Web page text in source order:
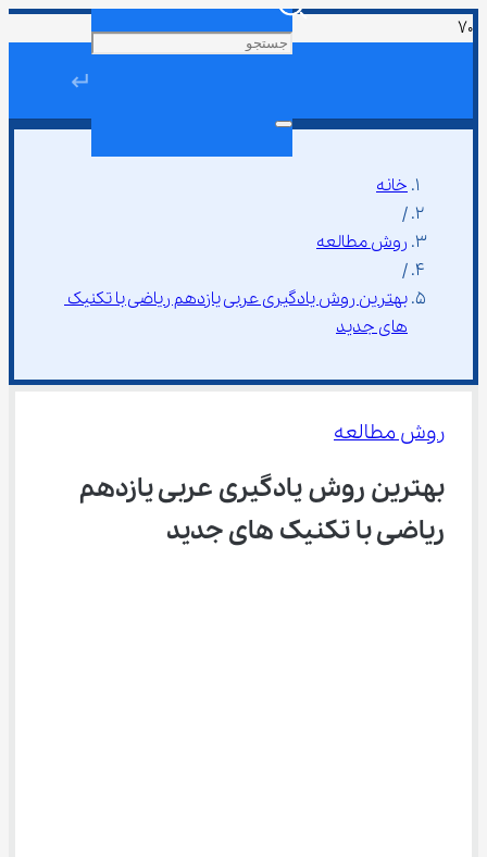
↵
خانه
/
روش مطالعه
/
بهترین روش یادگیری عربی یازدهم ریاضی با تکنیک
های جدید
روش مطالعه
بهترین روش یادگیری عربی یازدهم
ریاضی با تکنیک های جدید